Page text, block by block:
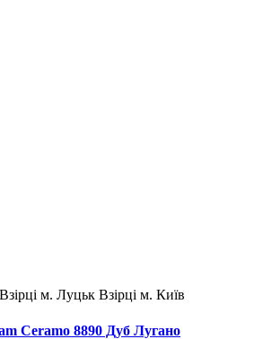
Взірці м. Луцьк Взірці м. Київ
Ceramo 8890 Дуб Лугано